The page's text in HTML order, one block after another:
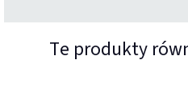
Te produkty